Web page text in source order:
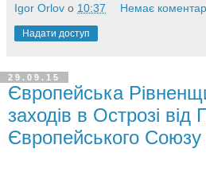
Igor Orlov о 10:37 Немає
Надати доступ
29.09.15
Європейська
заходів в Острозі
Європейського Союзу